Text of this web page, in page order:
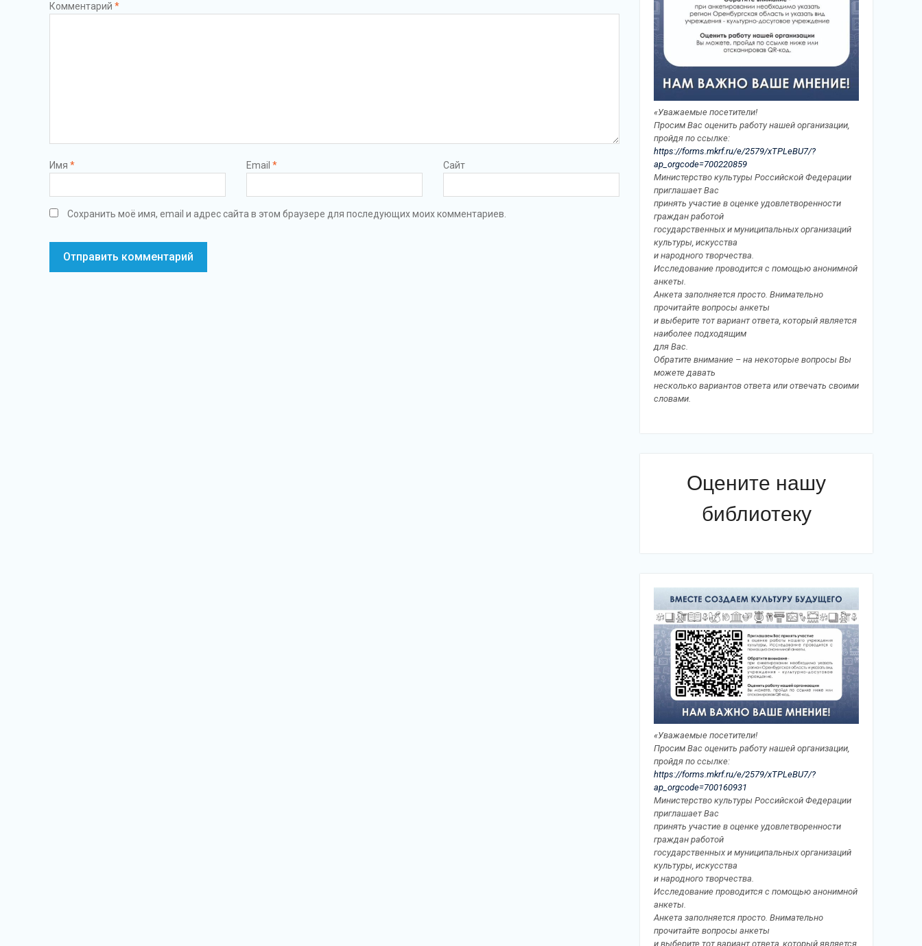
Комментарий *
Имя * Email * Сайт
Сохранить моё имя, email и адрес сайта в этом браузере для последующих моих комментариев.
«Уважаемые посетители!
Просим Вас оценить работу нашей организации,
пройдя по ссылке:
https://forms.mkrf.ru/e/2579/xTPLeBU7/?
ap_orgcode=700220859
Министерство культуры Российской Федерации
приглашает Вас
принять участие в оценке удовлетворенности
граждан работой
государственных и муниципальных организаций
культуры, искусства
и народного творчества.
Исследование проводится с помощью анонимной
анкеты.
Анкета заполняется просто. Внимательно
прочитайте вопросы анкеты
и выберите тот вариант ответа, который является
наиболее подходящим
для Вас.
Обратите внимание – на некоторые вопросы Вы
можете давать
несколько вариантов ответа или отвечать своими
словами.
Оцените нашу
библиотеку
«Уважаемые посетители!
Просим Вас оценить работу нашей организации,
пройдя по ссылке:
https://forms.mkrf.ru/e/2579/xTPLeBU7/?
ap_orgcode=700160931
Министерство культуры Российской Федерации
приглашает Вас
принять участие в оценке удовлетворенности
граждан работой
государственных и муниципальных организаций
культуры, искусства
и народного творчества.
Исследование проводится с помощью анонимной
анкеты.
Анкета заполняется просто. Внимательно
прочитайте вопросы анкеты
и выберите тот вариант ответа, который является